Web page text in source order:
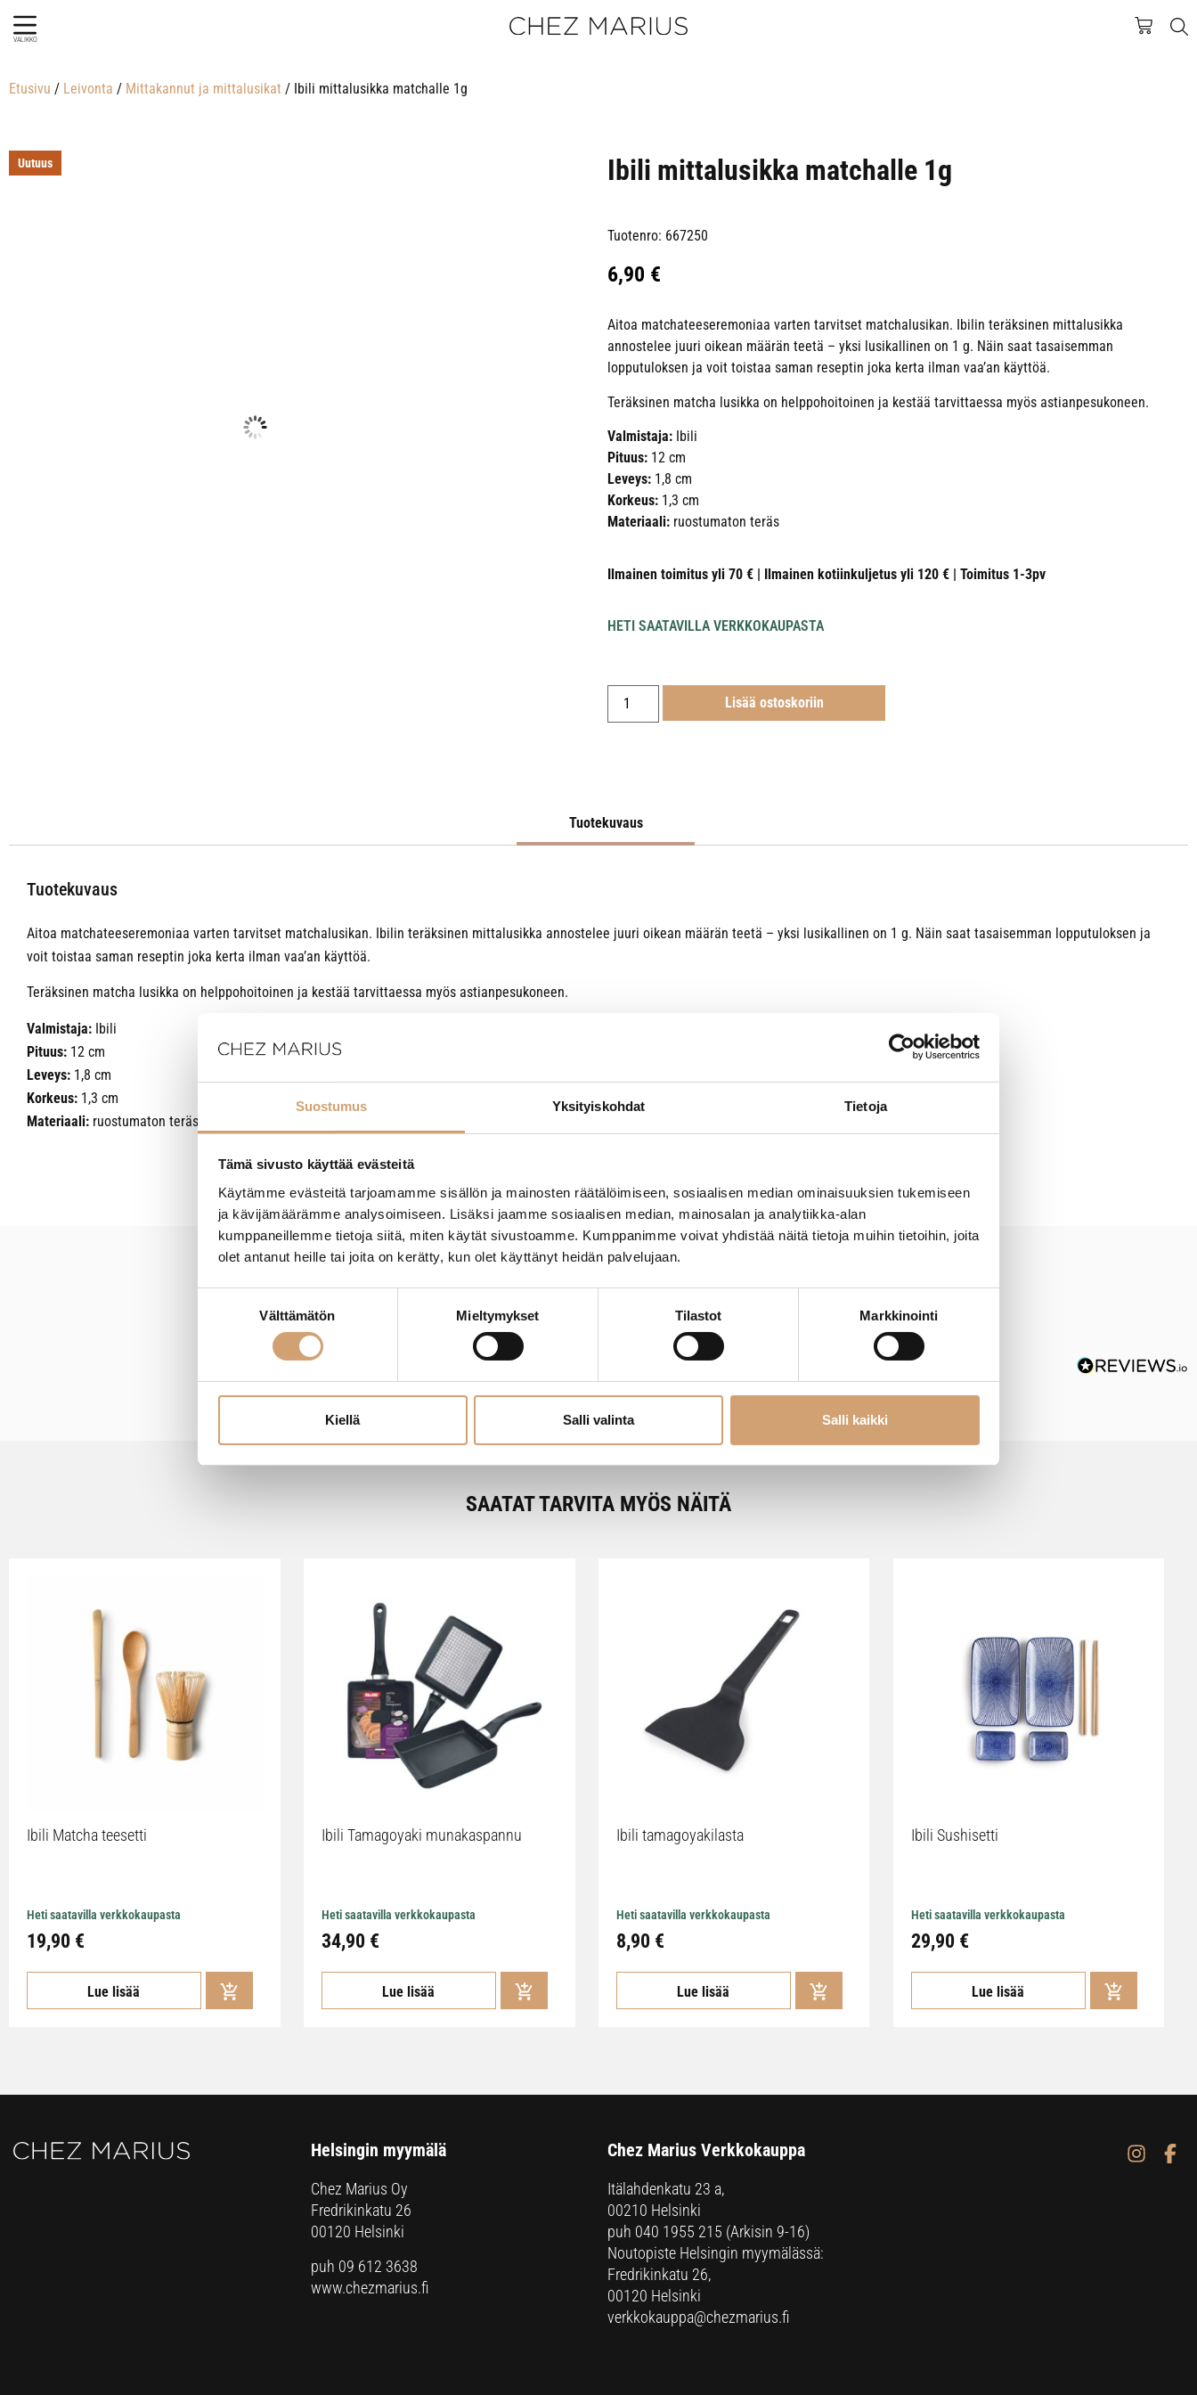
Suostumus Yksityiskohdat Tietoja
Tämä sivusto käyttää evästeitä
Käytämme evästeitä tarjoamamme sisällön ja mainosten räätälöimiseen, sosiaalisen median ominaisuuksien tukemiseen
ja kävijämäärämme analysoimiseen. Lisäksi jaamme sosiaalisen median, mainosalan ja analytiikka-alan
kumppaneillemme tietoja siitä, miten käytät sivustoamme. Kumppanimme voivat yhdistää näitä tietoja muihin tietoihin, joita
olet antanut heille tai joita on kerätty, kun olet käyttänyt heidän palvelujaan.
Välttämätön Mieltymykset Tilastot Markkinointi
Kiellä Salli valinta Salli kaikki
VALIKKO
Etusivu / Leivonta / Mittakannut ja mittalusikat / Ibili mittalusikka matchalle 1g
Uutuus Ibili mittalusikka matchalle 1g
Tuotenro: 667250
6,90 €
Aitoa matchateeseremoniaa varten tarvitset matchalusikan. Ibilin teräksinen mittalusikka
annostelee juuri oikean määrän teetä – yksi lusikallinen on 1 g. Näin saat tasaisemman
lopputuloksen ja voit toistaa saman reseptin joka kerta ilman vaa’an käyttöä.
Teräksinen matcha lusikka on helppohoitoinen ja kestää tarvittaessa myös astianpesukoneen.
Valmistaja: Ibili
Pituus: 12 cm
Leveys: 1,8 cm
Korkeus: 1,3 cm
Materiaali: ruostumaton teräs
Ilmainen toimitus yli 70 € | Ilmainen kotiinkuljetus yli 120 € | Toimitus 1-3pv
HETI SAATAVILLA VERKKOKAUPASTA
Lisää ostoskoriin
Tuotekuvaus
Tuotekuvaus
Aitoa matchateeseremoniaa varten tarvitset matchalusikan. Ibilin teräksinen mittalusikka annostelee juuri oikean määrän teetä – yksi lusikallinen on 1 g. Näin saat tasaisemman lopputuloksen ja
voit toistaa saman reseptin joka kerta ilman vaa’an käyttöä.
Teräksinen matcha lusikka on helppohoitoinen ja kestää tarvittaessa myös astianpesukoneen.
Valmistaja: Ibili
Pituus: 12 cm
Leveys: 1,8 cm
Korkeus: 1,3 cm
Materiaali: ruostumaton teräs
SAATAT TARVITA MYÖS NÄITÄ
Ibili Matcha teesetti
Heti saatavilla verkkokaupasta
19,90 €
Lue lisää
Ibili Tamagoyaki munakaspannu
Heti saatavilla verkkokaupasta
34,90 €
Lue lisää
Ibili tamagoyakilasta
Heti saatavilla verkkokaupasta
8,90 €
Lue lisää
Ibili Sushisetti
Heti saatavilla verkkokaupasta
29,90 €
Lue lisää
Helsingin myymälä
Chez Marius Oy
Fredrikinkatu 26
00120 Helsinki
puh 09 612 3638
www.chezmarius.fi
Chez Marius Verkkokauppa
Itälahdenkatu 23 a,
00210 Helsinki
puh 040 1955 215 (Arkisin 9-16)
Noutopiste Helsingin myymälässä:
Fredrikinkatu 26,
00120 Helsinki
verkkokauppa@chezmarius.fi